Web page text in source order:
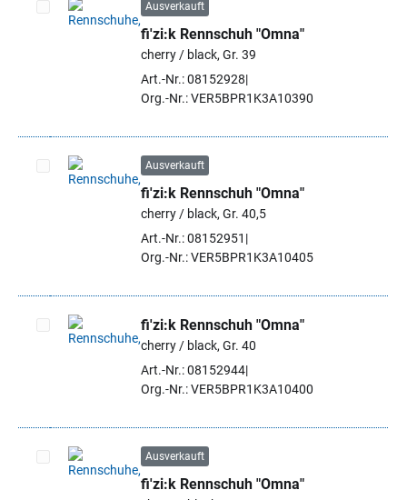
Artikel auswählen
Ausverkauft
fi'zi:k Rennschuh "Omna"
cherry / black, Gr. 39
Art.-Nr.: 08152928
Org.-Nr.: VER5BPR1K3A10390
Artikel auswählen
Ausverkauft
fi'zi:k Rennschuh "Omna"
cherry / black, Gr. 40,5
Art.-Nr.: 08152951
Org.-Nr.: VER5BPR1K3A10405
Artikel auswählen
fi'zi:k Rennschuh "Omna"
cherry / black, Gr. 40
Art.-Nr.: 08152944
Org.-Nr.: VER5BPR1K3A10400
Artikel auswählen
Ausverkauft
fi'zi:k Rennschuh "Omna"